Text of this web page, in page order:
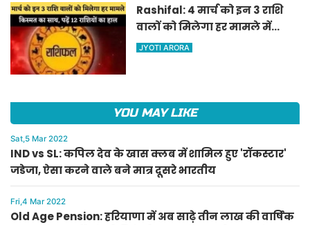
Rashifal: 4 मार्च को इन 3 राशि
वालों को मिलेगा हर मामले में
किस्मत का साथ, पढ़ें 12 राशियों का
JYOTI ARORA
YOU MAY LIKE
Sat,5 Mar 2022
IND vs SL: कपिल देव के खास क्लब में शामिल हुए 'रॉकस्टार'
जडेजा, ऐसा करने वाले बने मात्र दूसरे भारतीय
Fri,4 Mar 2022
Old Age Pension: हरियाणा में अब साढ़े तीन लाख की वार्षिक